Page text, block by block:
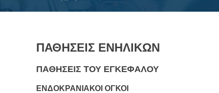
ΠΑΘΗΣΕΙΣ ΕΝΗΛΙΚΩΝ
ΠΑΘΗΣΕΙΣ ΤΟΥ ΕΓΚΕΦΑΛΟΥ
ΕΝΔΟΚΡΑΝΙΑΚΟΙ ΟΓΚΟΙ